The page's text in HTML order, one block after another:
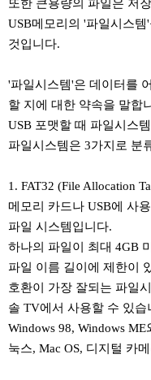
또한 큰용량의 파일은 저
USB메모리의 '파일시스
것입니다.
'파일시스템'은 데이터를
할 지에 대한 약속을 말합
USB 포맷할 때 파일시스
파일시스템은 3가지로 분
1. FAT32 (File Allocation
메모리 카드나 USB에 사
파일 시스템입니다.
하나의 파일이 최대 4GB
파일 이름 길이에 제한이
호환이 가장 잘되는 파일
솔 TV에서 사용할 수 있습
Windows 98, Windows
눅스, Mac OS, 디지털 카